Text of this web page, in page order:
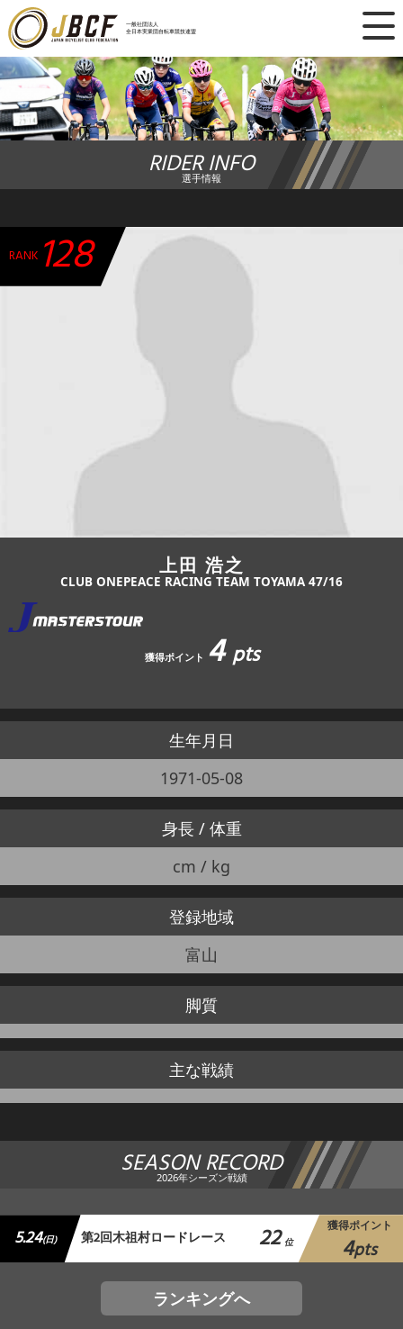
一般社団法人
全日本実業団自転車競技連盟
×
ニュース
レース日程
ランキング
チーム・選手
加盟・登録
エントリー
JBCF ROAD SERIESとは
RIDER INFO
選手情報
RANK 128
上田 浩之
CLUB ONEPEACE RACING TEAM TOYAMA 47/16
獲得ポイント 4pts
生年月日
1971-05-08
身長 / 体重
cm / kg
登録地域
富山
脚質
主な戦績
SEASON RECORD
2026年シーズン戦績
5.24(日) 第2回木祖村ロードレース 22 位
獲得ポイント
4pts
ランキングへ